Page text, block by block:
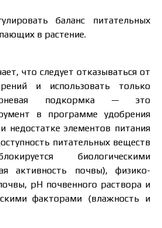
баланс питательных
в растение.
что следует отказываться от
и использовать только
подкормка — это
в программе удобрения
недостатке элементов питания
питательных веществ
биологическими
активность почвы), физико-
pH почвенного раствора и
факторами (влажность и